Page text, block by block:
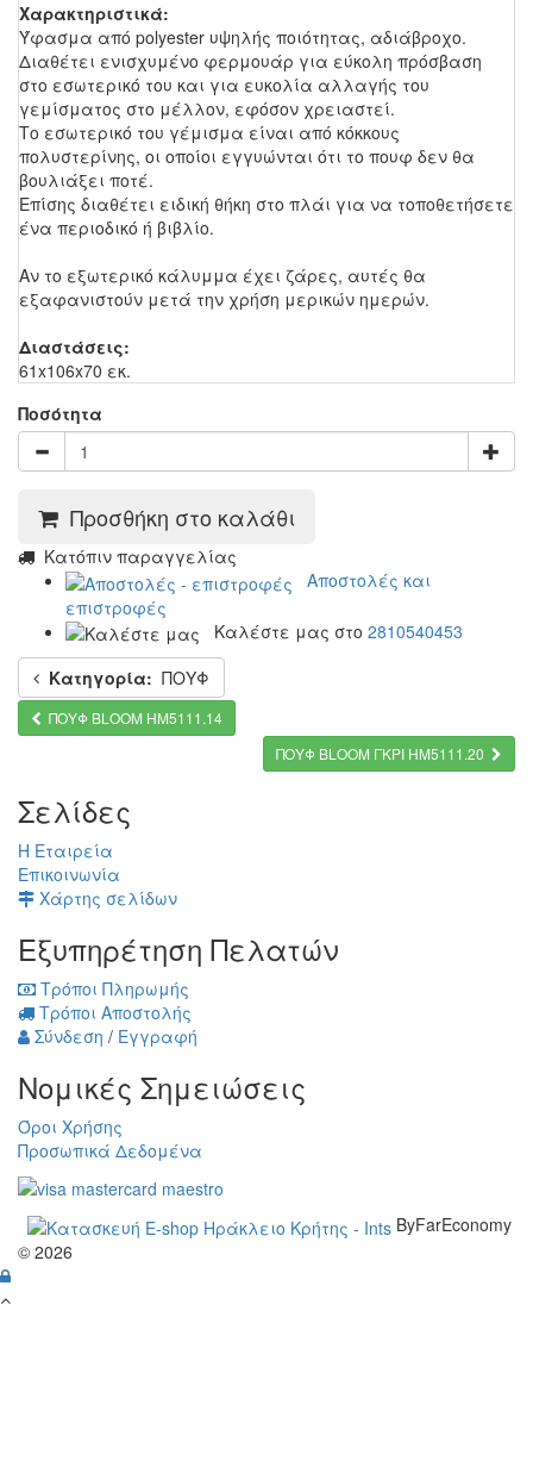
Χαρακτηριστικά:
Ύφασμα από polyester υψηλής ποιότητας, αδιάβροχο.
Διαθέτει ενισχυμένο φερμουάρ για εύκολη πρόσβαση
στο εσωτερικό του και για ευκολία αλλαγής του
γεμίσματος στο μέλλον, εφόσον χρειαστεί.
Το εσωτερικό του γέμισμα είναι από κόκκους
πολυστερίνης, οι οποίοι εγγυώνται ότι το πουφ δεν θα
βουλιάξει ποτέ.
Επίσης διαθέτει ειδική θήκη στο πλάι για να τοποθετήσετε
ένα περιοδικό ή βιβλίο.
Αν το εξωτερικό κάλυμμα έχει ζάρες, αυτές θα
εξαφανιστούν μετά την χρήση μερικών ημερών.
Διαστάσεις:
61x106x70 εκ.
Ποσότητα
Προσθήκη στο καλάθι
Kατόπιν παραγγελίας
Αποστολές και
επιστροφές
Καλέστε μας στο 2810540453
Κατηγορία: ΠΟΥΦ
ΠΟΥΦ BLOOM HM5111.14
ΠΟΥΦ BLOOM ΓΚΡΙ HM5111.20
Σελίδες
Η Εταιρεία
Επικοινωνία
Χάρτης σελίδων
Εξυπηρέτηση Πελατών
Τρόποι Πληρωμής
Τρόποι Αποστολής
Σύνδεση / Εγγραφή
Νομικές Σημειώσεις
Όροι Χρήσης
Προσωπικά Δεδομένα
ByFarEconomy
© 2026